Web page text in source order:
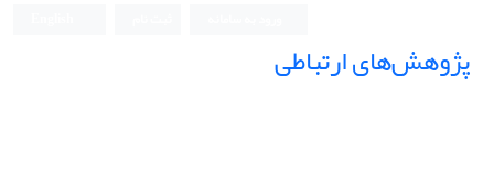
پژوهش‌های ارتباطی